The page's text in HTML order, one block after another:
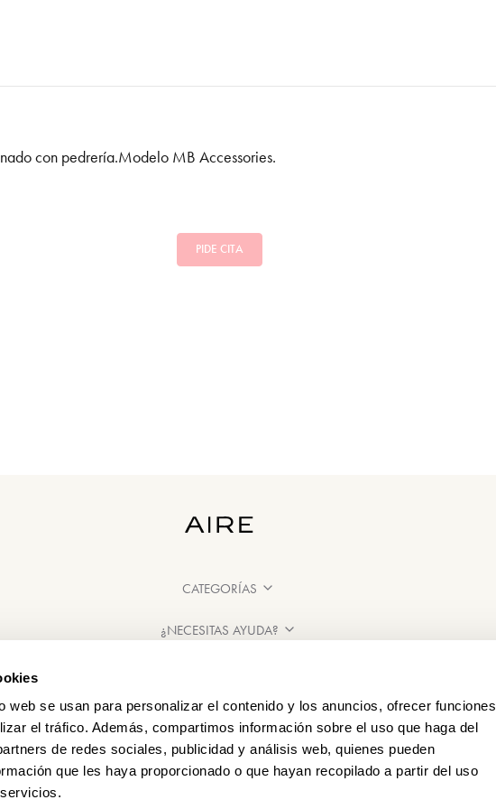
web se usan para personalizar el contenido y los anuncios, ofrecer funciones
el tráfico. Además, compartimos información sobre el uso que haga del
de redes sociales, publicidad y análisis web, quienes pueden
que les haya proporcionado o que hayan recopilado a partir del uso
con pedrería.Modelo MB Accessories.
PIDE CITA
CATEGORÍAS
¿NECESITAS AYUDA?